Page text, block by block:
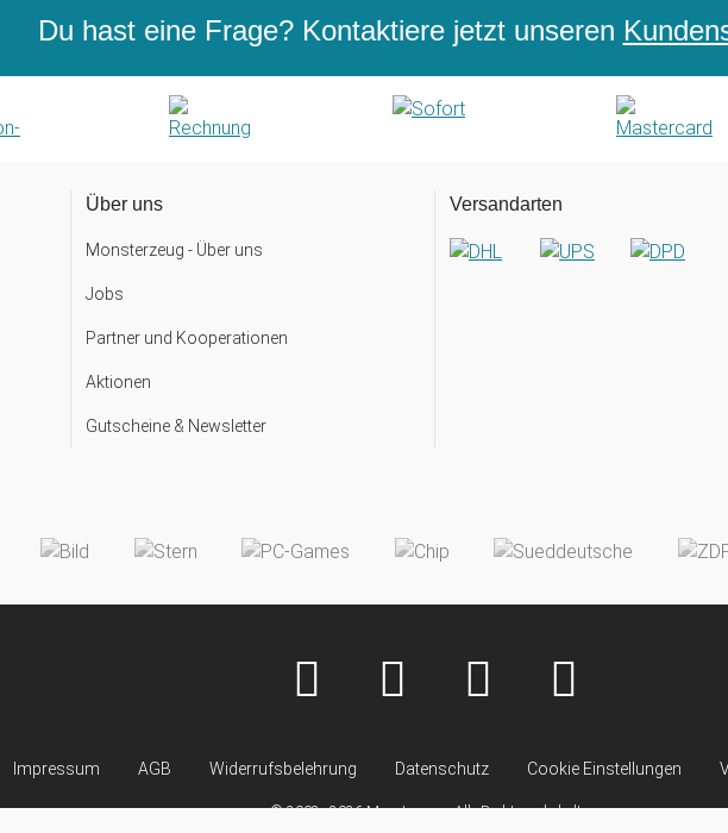
Du hast eine Frage? Kontaktiere jetzt unseren
Über uns
Monsterzeug - Über uns
Jobs
Partner und Kooperationen
Aktionen
Gutscheine & Newsletter
Versandarten
Impressum AGB Widerrufsbelehrung Datenschutz Cookie Einstellungen
© 2008–2026 Monsterzeug. Alle Rechte vorbehalten.